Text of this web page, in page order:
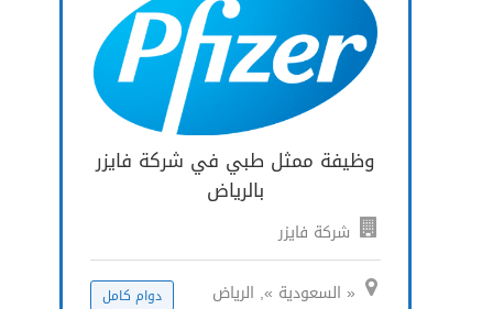
وظيفة ممثل طبي في شركة فايزر
بالرياض
شركة فايزر
« السعودية », الرياض دوام كامل